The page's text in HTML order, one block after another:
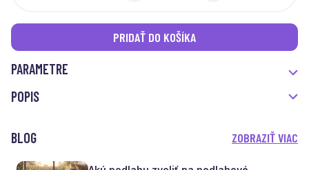
PRIDAŤ DO KOŠÍKA
PARAMETRE
POPIS
BLOG ZOBRAZIŤ VIAC